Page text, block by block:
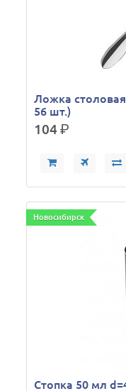
Ложка
56 шт.)
104р.
Новосибирск
Стопка 50 мл